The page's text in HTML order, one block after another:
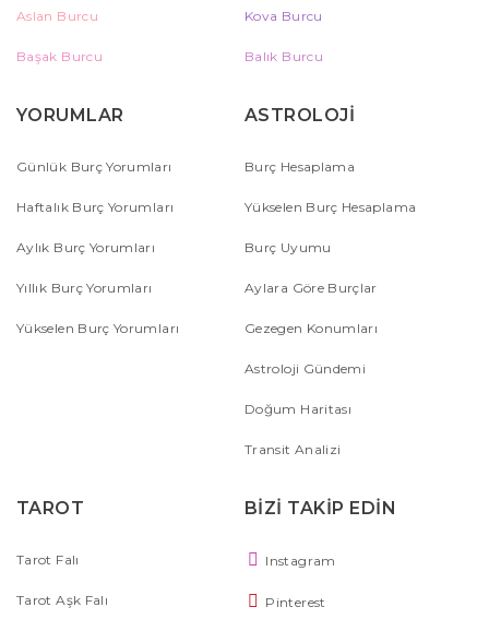
Aslan Burcu Kova Burcu
Başak Burcu Balık Burcu
YORUMLAR
Günlük Burç Yorumları
Haftalık Burç Yorumları
Aylık Burç Yorumları
Yıllık Burç Yorumları
Yükselen Burç Yorumları
ASTROLOJİ
Burç Hesaplama
Yükselen Burç Hesaplama
Burç Uyumu
Aylara Göre Burçlar
Gezegen Konumları
Astroloji Gündemi
Doğum Haritası
Transit Analizi
TAROT
Tarot Falı
Tarot Aşk Falı
BİZİ TAKİP EDİN
Instagram
Pinterest